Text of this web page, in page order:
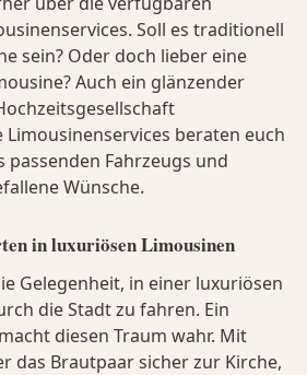
Soll es traditionell
sein? Oder doch lieber eine
Auch ein glänzender
beraten euch
passenden Fahrzeugs und
Wünsche.
in luxuriösen Limousinen
Gelegenheit, in einer luxuriösen
die Stadt zu fahren. Ein
diesen Traum wahr. Mit
das Brautpaar sicher zur Kirche,